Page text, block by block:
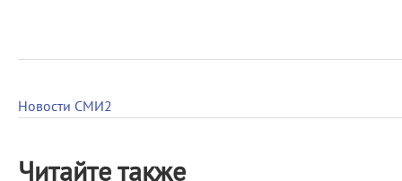
Новости СМИ2
Читайте также